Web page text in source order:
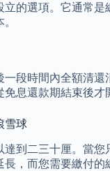
的選項。它通常
段時間內全額清
息還款期結束後才
雪球
到二三十厘。當
，而您需要繳付的